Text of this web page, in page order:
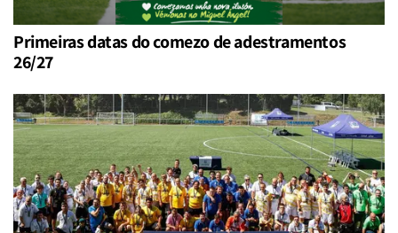
Primeiras datas do comezo de adestramentos
26/27